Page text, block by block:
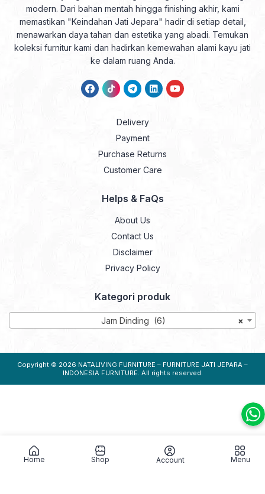
modern. Dari bahan mentah hingga finishing akhir, kami
memastikan "Keindahan Jati Jepara" hadir di setiap detail,
menawarkan daya tahan dan estetika yang abadi. Temukan
koleksi furnitur kami dan hadirkan kemewahan alami kayu jati
ke dalam ruang Anda.
Delivery
Payment
Purchase Returns
Customer Care
Helps & FaQs
About Us
Contact Us
Disclaimer
Privacy Policy
Kategori produk
×
Jam Dinding (6)
Copyright © 2026 NATALIVING FURNITURE – FURNITURE JATI JEPARA –
INDONESIA FURNITURE. All rights reserved.
Home Shop Account Menu